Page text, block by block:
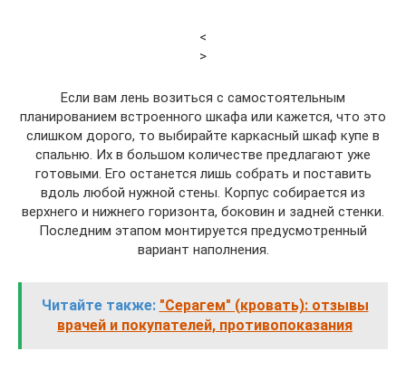
<
>
Если вам лень возиться с самостоятельным
планированием встроенного шкафа или кажется, что это
слишком дорого, то выбирайте каркасный шкаф купе в
спальню. Их в большом количестве предлагают уже
готовыми. Его останется лишь собрать и поставить
вдоль любой нужной стены. Корпус собирается из
верхнего и нижнего горизонта, боковин и задней стенки.
Последним этапом монтируется предусмотренный
вариант наполнения.
Читайте также: "Серагем" (кровать): отзывы
врачей и покупателей, противопоказания